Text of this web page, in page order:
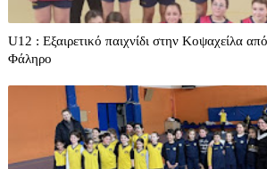
U12 : Εξαιρετικό παιχνίδι στην Κοψαχείλα
Φάληρο